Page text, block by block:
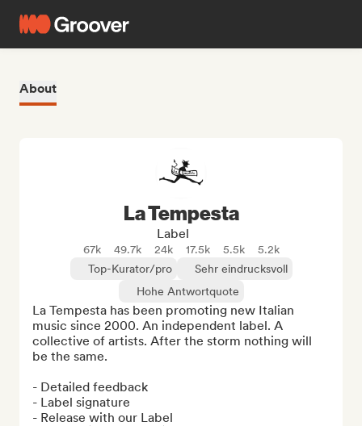
About
La Tempesta
Label
67k 49.7k 24k 17.5k 5.5k
5.2k
Top-Kurator/pro
Sehr eindrucksvoll
Hohe Antwortquote
La Tempesta has been promoting new Italian
music since 2000. An independent label. A
collective of artists. After the storm nothing will
be the same.
- Detailed feedback
- Label signature
- Release with our Label